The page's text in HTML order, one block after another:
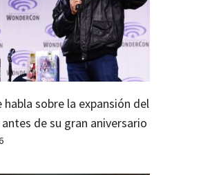
habla sobre la expansión del
de su gran aniversario